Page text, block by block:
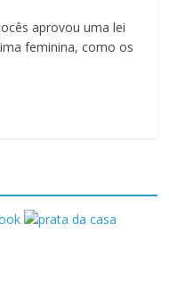
aprovou uma lei
feminina, como os